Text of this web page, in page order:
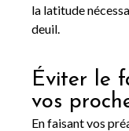
la latitude
deuil.
Éviter le
vos
En faisant vos